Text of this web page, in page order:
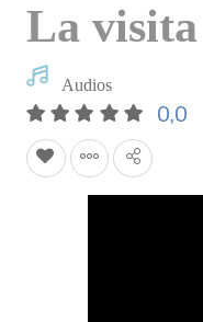
La visita
Audios
0,0